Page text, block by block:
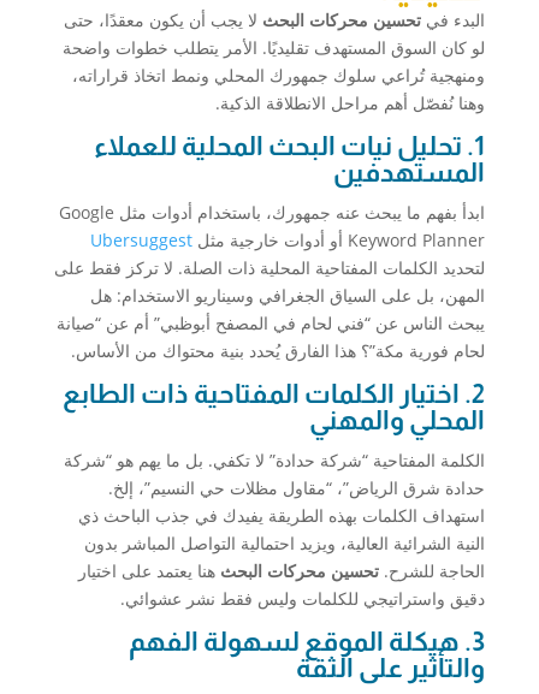
البدء في تحسين محركات البحث لا يجب أن يكون معقدًا، حتى
لو كان السوق المستهدف تقليديًا. الأمر يتطلب خطوات واضحة
ومنهجية تُراعي سلوك جمهورك المحلي ونمط اتخاذ قراراته،
وهنا نُفصّل أهم مراحل الانطلاقة الذكية.
1. تحليل نيات البحث المحلية للعملاء
المستهدفين
ابدأ بفهم ما يبحث عنه جمهورك، باستخدام أدوات مثل Google
Keyword Planner أو أدوات خارجية مثل
Ubersuggest
لتحديد الكلمات المفتاحية المحلية ذات الصلة. لا تركز فقط على
المهن، بل على السياق الجغرافي وسيناريو الاستخدام: هل
يبحث الناس عن “فني لحام في المصفح أبوظبي” أم عن “صيانة
لحام فورية مكة”؟ هذا الفارق يُحدد بنية محتواك من الأساس.
2. اختيار الكلمات المفتاحية ذات الطابع
المحلي والمهني
الكلمة المفتاحية “شركة حدادة” لا تكفي. بل ما يهم هو “شركة
حدادة شرق الرياض”، “مقاول مظلات حي النسيم”، إلخ.
استهداف الكلمات بهذه الطريقة يفيدك في جذب الباحث ذي
النية الشرائية العالية، ويزيد احتمالية التواصل المباشر بدون
الحاجة للشرح. تحسين محركات البحث هنا يعتمد على اختيار
دقيق واستراتيجي للكلمات وليس فقط نشر عشوائي.
3. هيكلة الموقع لسهولة الفهم
والتأثير على الثقة